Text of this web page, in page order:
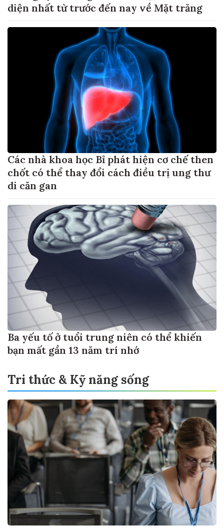
diện nhất từ trước đến nay về Mặt trăng
Các nhà khoa học Bỉ phát hiện cơ chế then
chốt có thể thay đổi cách điều trị ung thư
di căn gan
Ba yếu tố ở tuổi trung niên có thể khiến
bạn mất gần 13 năm trí nhớ
Tri thức & Kỹ năng sống